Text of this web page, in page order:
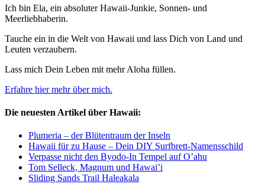
Ich bin Ela, ein absoluter Hawaii-Junkie, Sonnen- und
Meerliebhaberin.
Tauche ein in die Welt von Hawaii und lass Dich von Land und
Leuten verzaubern.
Lass mich Dein Leben mit mehr Aloha füllen.
Erfahre hier mehr über mich.
Die neuesten Artikel über Hawaii:
Plumeria – der Blütentraum der Inseln
Hawaii für zu Hause – Dein DIY Surfbrett-Namensschild
Verpasse nicht den Byodo-In Tempel auf O’ahu
Tom Selleck, Magnum und Hawai’i
Sliding Sands Trail Haleakala